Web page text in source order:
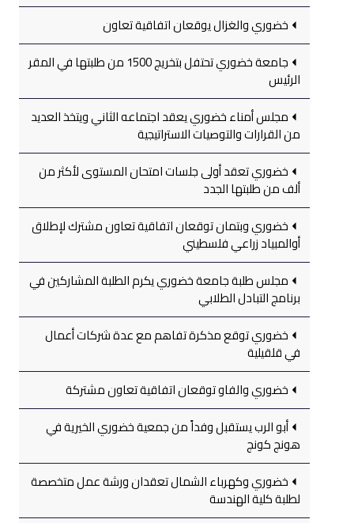
خضوري والغزال يوقعان اتفاقية تعاون
جامعة خضوري تحتفل بتخريج 1500 من طلبتها في المقر
الرئيس
مجلس أمناء خضوري يعقد اجتماعه الثاني ويتخذ العديد
من القرارات والتوصيات الاستراتيجية
خضوري تعقد أولى جلسات امتحان المستوى لأكثر من
ألف من طلبتها الجدد
خضوري وبتمان توقعان اتفاقية تعاون مشترك لإطلاق
أوالمبياد زراعي فلسطيني
مجلس طلبة جامعة خضوري يكرم الطلبة المشاركين في
برنامج التبادل الطلابي
خضوري توقع مذكرة تفاهم مع عدة شركات أعمال
في قلقيلية
خضوري والفاو توقعان اتفاقية تعاون مشتركة
أبو الرب يستقبل وفداً من جمعية خضوري الخيرية في
هونج كونج
خضوري وكهرباء الشمال تعقدان ورشة عمل متخصصة
لطلبة كلية الهندسة